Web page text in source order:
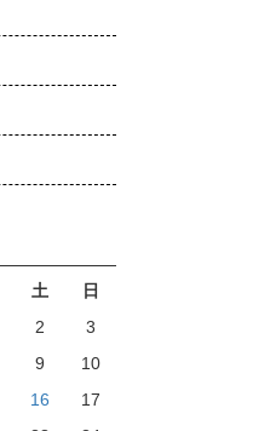
土
日
2
3
9
10
16
17